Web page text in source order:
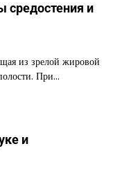
средостения и
из зрелой жировой
При…
и